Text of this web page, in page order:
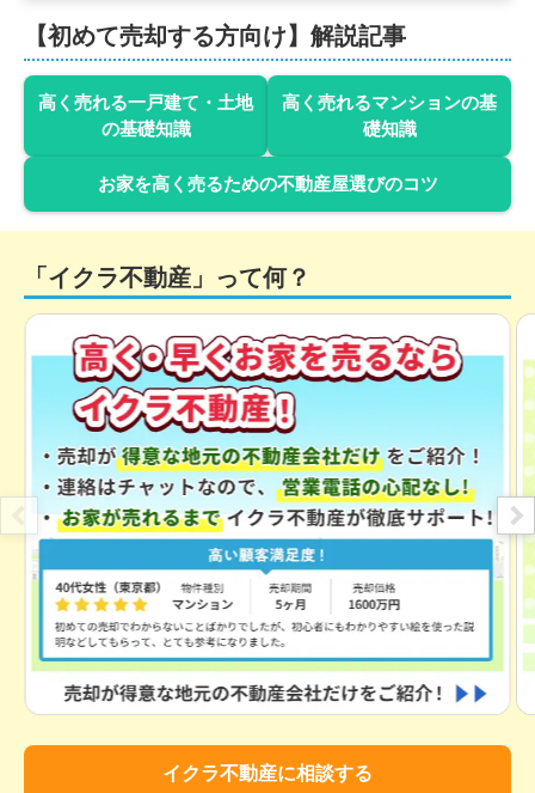
【初めて売却する方向け】解説記事
高く売れる一戸建て・土地
の基礎知識
高く売れるマンションの基
礎知識
お家を高く売るための不動産屋選びのコツ
「イクラ不動産」って何？
イクラ不動産に相談する